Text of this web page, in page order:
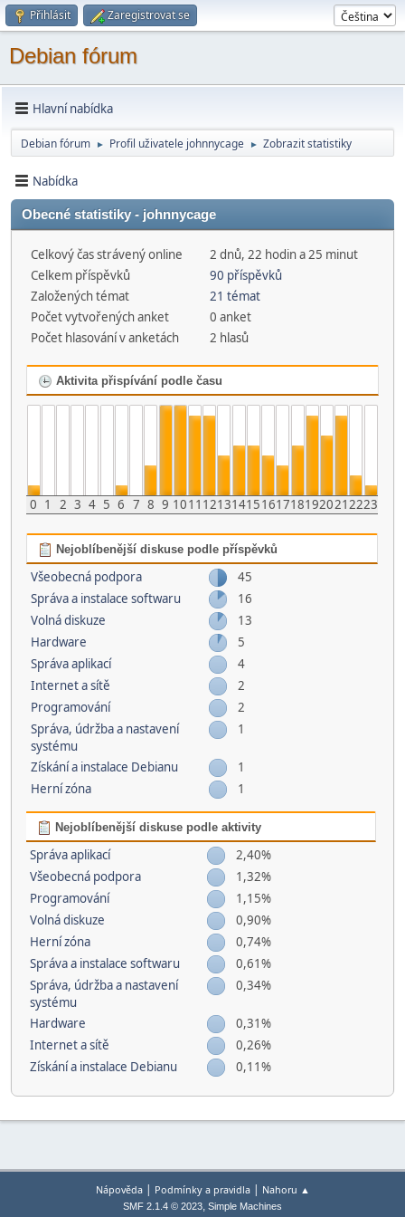
Přihlásit Zaregistrovat se
Debian fórum
Hlavní nabídka
Debian fórum ► Profil uživatele johnnycage ► Zobrazit statistiky
Nabídka
Obecné statistiky - johnnycage
Celkový čas strávený online
2 dnů, 22 hodin a 25 minut
Celkem příspěvků
90 příspěvků
Založených témat
21 témat
Počet vytvořených anket
0 anket
Počet hlasování v anketách
2 hlasů
Aktivita přispívání podle času
0 1 2 3 4 5 6 7 8 9 1011 121314151617181920212223
Nejoblíbenější diskuse podle příspěvků
Všeobecná podpora
45
Správa a instalace softwaru
16
Volná diskuze
13
Hardware
5
Správa aplikací
4
Internet a sítě
2
Programování
2
Správa, údržba a nastavení
systému
1
Získání a instalace Debianu
1
Herní­ zóna
1
Nejoblíbenější diskuse podle aktivity
Správa aplikací
2,40%
Všeobecná podpora
1,32%
Programování
1,15%
Volná diskuze
0,90%
Herní­ zóna
0,74%
Správa a instalace softwaru
0,61%
Správa, údržba a nastavení
systému
0,34%
Hardware
0,31%
Internet a sítě
0,26%
Získání a instalace Debianu
0,11%
Nápověda| Podmínky a pravidla| Nahoru ▲
SMF 2.1.4 © 2023, Simple Machines